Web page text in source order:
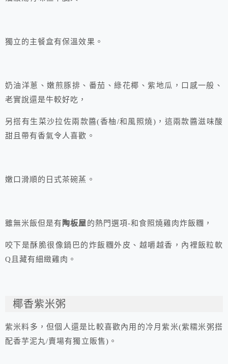
獨立的主餐盒有保溫效果。
奶油洋蔥、嫩煎豚排、番茄、綠花椰、紫地瓜，口感一般、
老實說還是牛較好吃，
另搭有生菜沙拉佐兩款醬(香柚/和風照燒)，這兩款醬滋味酸
甜且帶有香氣令人喜歡。
嫩口滑順的日式茶碗蒸。
雖無米飯但是有 陶板屋的熱門選項-和食照燒雞肉炸飯糰，
咬下是酥脆很像鍋巴的炸飯糰外皮、越嚼越香，內裡飯粒軟
Q且藏有細緻雞肉。
椰香紫米粥
紫米料多，但個人還是比較喜歡內用的冷月紫米(紫糯米粥搭
配香芋泥丸/賣場有獨立販售)。